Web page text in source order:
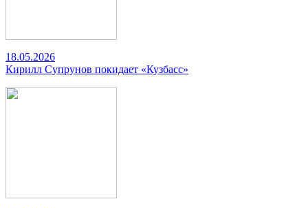
18.05.2026
Кирилл Супрунов покидает «Кузбасс»